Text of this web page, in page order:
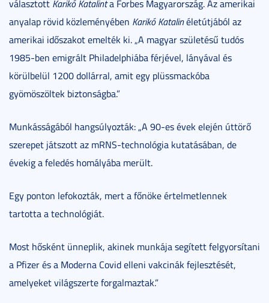
választott Karikó Katalinta Forbes Magyarország. Az amerikai
anyalap rövid közleményében Karikó Katalinéletútjából az
amerikai időszakot emelték ki. „A magyar születésű tudós
1985-ben emigrált Philadelphiába férjével, lányával és
körülbelül 1200 dollárral, amit egy plüssmackóba
gyömöszöltek biztonságba.”
Munkásságából hangsúlyozták: „A 90-es évek elején úttörő
szerepet játszott az mRNS-technológia kutatásában, de
évekig a feledés homályába merült.
Egy ponton lefokozták, mert a főnöke értelmetlennek
tartotta a technológiát.
Most hősként ünneplik, akinek munkája segített felgyorsítani
a Pfizer és a Moderna Covid elleni vakcinák fejlesztését,
amelyeket világszerte forgalmaztak.”